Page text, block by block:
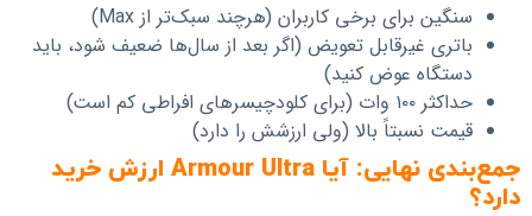
سنگین برای برخی کاربران (هرچند سبک‌تر از Max)
باتری غیرقابل تعویض (اگر بعد از سال‌ها ضعیف شود، باید
دستگاه عوض کنید)
حداکثر ۱۰۰ وات (برای کلودچیسرهای افراطی کم است)
قیمت نسبتاً بالا (ولی ارزشش را دارد)
جمع‌بندی نهایی: آیا Armour Ultra ارزش خرید
دارد؟